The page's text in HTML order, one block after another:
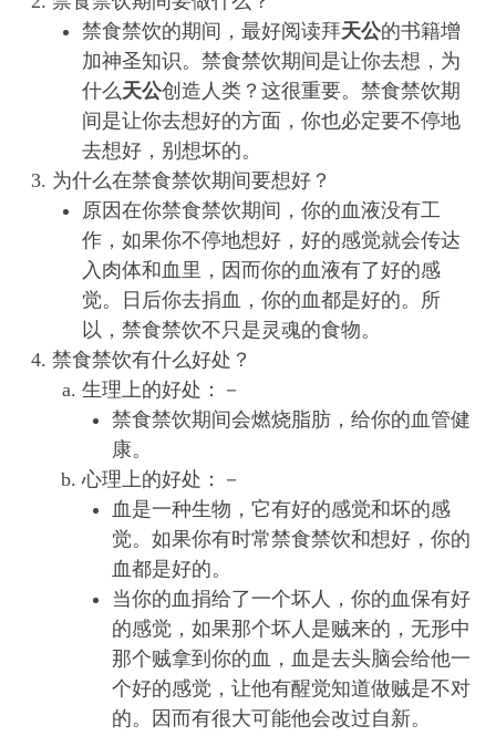
禁食禁饮的期间，最好阅读拜天公的书籍增
加神圣知识。禁食禁饮期间是让你去想，为
什么天公创造人类？这很重要。禁食禁饮期
间是让你去想好的方面，你也必定要不停地
去想好，别想坏的。
为什么在禁食禁饮期间要想好？
原因在你禁食禁饮期间，你的血液没有工
作，如果你不停地想好，好的感觉就会传达
入肉体和血里，因而你的血液有了好的感
觉。日后你去捐血，你的血都是好的。所
以，禁食禁饮不只是灵魂的食物。
禁食禁饮有什么好处？
生理上的好处：－
禁食禁饮期间会燃烧脂肪，给你的血管健
康。
心理上的好处：－
血是一种生物，它有好的感觉和坏的感
觉。如果你有时常禁食禁饮和想好，你的
血都是好的。
当你的血捐给了一个坏人，你的血保有好
的感觉，如果那个坏人是贼来的，无形中
那个贼拿到你的血，血是去头脑会给他一
个好的感觉，让他有醒觉知道做贼是不对
的。因而有很大可能他会改过自新。